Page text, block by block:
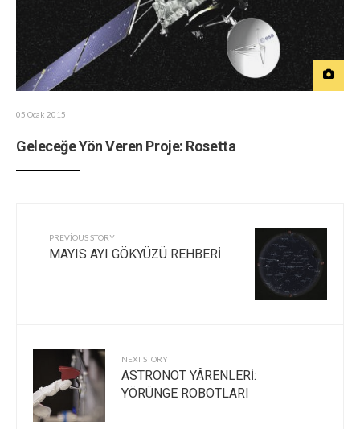
05 Ocak 2015
Geleceğe Yön Veren Proje: Rosetta
PREVIOUS STORY
MAYIS AYI GÖKYÜZÜ REHBERİ
NEXT STORY
ASTRONOT YÂRENLERİ:
YÖRÜNGE ROBOTLARI